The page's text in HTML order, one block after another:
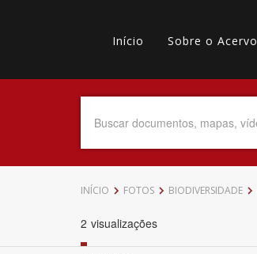
Main
navigation
Início Sobre o Acervo
secundário
Data do Documento
INÍCIO FOTOS BIODIVERSIDADE
2 visualizações